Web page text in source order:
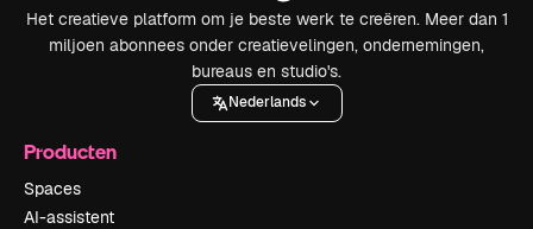
Het creatieve platform om je beste werk te creëren. Meer dan 1
miljoen abonnees onder creatievelingen, ondernemingen,
bureaus en studio's.
Nederlands
Producten
Spaces
AI-assistent